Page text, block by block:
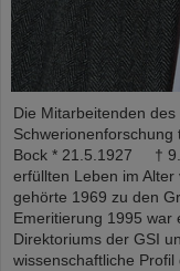
Die Mitarbeitenden
Bock * 21.5.1927 †
erfüllten Leben im
gehörte 1969 zu den
Emeritierung 1995 war
Direktoriums der GSI
wissenschaftliche